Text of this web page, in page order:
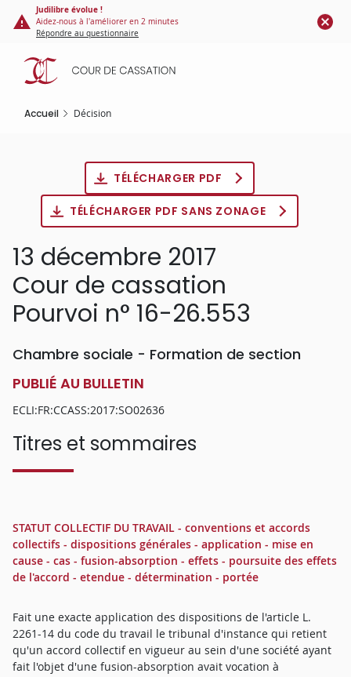
Panneau de gestion des cookies
contenu
principal
Judilibre évolue !
Aidez-nous à l'améliorer en 2 minutes
Répondre au questionnaire
Accueil Décision
TÉLÉCHARGER PDF
TÉLÉCHARGER PDF SANS ZONAGE
13 décembre 2017
Cour de cassation
Pourvoi n° 16-26.553
Chambre sociale - Formation de section
PUBLIÉ AU BULLETIN
ECLI:FR:CCASS:2017:SO02636
Titres et sommaires
STATUT COLLECTIF DU TRAVAIL - conventions et accords
collectifs - dispositions générales - application - mise en
cause - cas - fusion-absorption - effets - poursuite des effets
de l'accord - etendue - détermination - portée
Fait une exacte application des dispositions de l'article L.
2261-14 du code du travail le tribunal d'instance qui retient
qu'un accord collectif en vigueur au sein d'une société ayant
fait l'objet d'une fusion-absorption avait vocation à